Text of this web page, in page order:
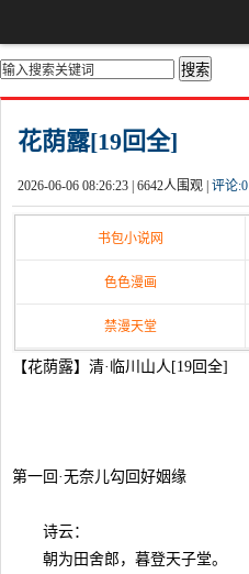
你的位置： 首页>都市激情
花荫露[19回全]
2026-06-06 08:26:23 | 6642人围观 | 评论:0
书包小说网
色色漫画
禁漫天堂
【花荫露】清·临川山人[19回全]
第一回·无奈儿勾回好姻缘
诗云：
朝为田舍郎，暮登天子堂。